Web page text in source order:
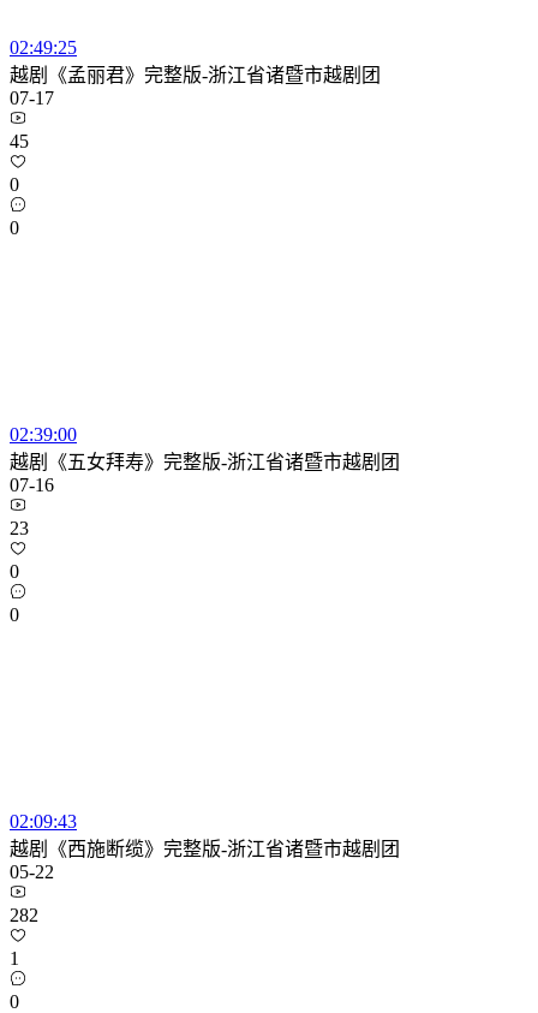
02:49:25
越剧《孟丽君》完整版-浙江省诸暨市越剧团
07-17
45
0
0
02:39:00
越剧《五女拜寿》完整版-浙江省诸暨市越剧团
07-16
23
0
0
02:09:43
越剧《西施断缆》完整版-浙江省诸暨市越剧团
05-22
282
1
0